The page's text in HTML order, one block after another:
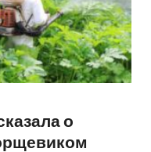
о